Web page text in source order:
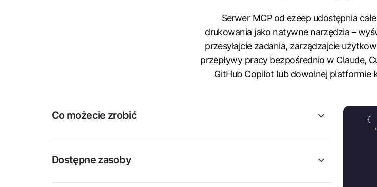
Serwer MCP od ezeep udostępnia
drukowania jako natywne narzędzia –
przesyłajcie zadania, zarządzajcie
przepływy pracy bezpośrednio w Claude,
GitHub Copilot lub dowolnej platformie
Co możecie zrobić
Dostępne zasoby
{